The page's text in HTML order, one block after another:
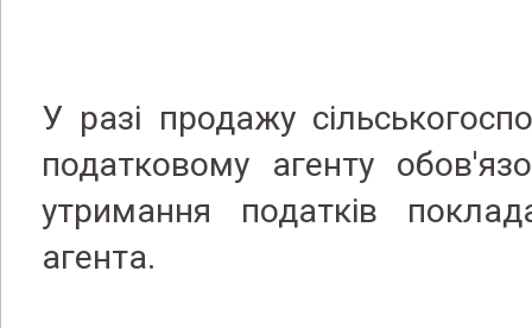
У разі продажу
податковому агенту
утримання податків
агента.